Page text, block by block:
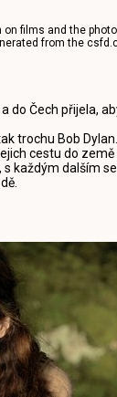
on films and the
from the
do Čech přijela,
trochu Bob
cestu do
každým dalším